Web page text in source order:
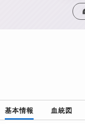
基本情報 血統図